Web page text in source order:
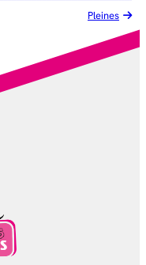
Pleines